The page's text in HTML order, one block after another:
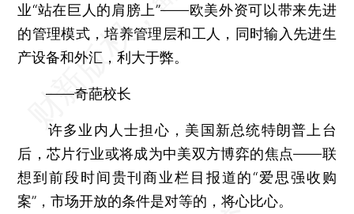
业“站在巨人的肩膀上”——欧美外资可以带来先进
的管理模式，培养管理层和工人，同时输入先进生
产设备和外汇，利大于弊。
——奇葩校长
许多业内人士担心，美国新总统特朗普上台
后，芯片行业或将成为中美双方博弈的焦点——联
想到前段时间贵刊商业栏目报道的“爱思强收购
案”，市场开放的条件是对等的，将心比心。